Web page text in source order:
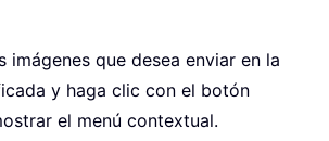
imágenes que desea enviar en la
y haga clic con el botón
el menú contextual.